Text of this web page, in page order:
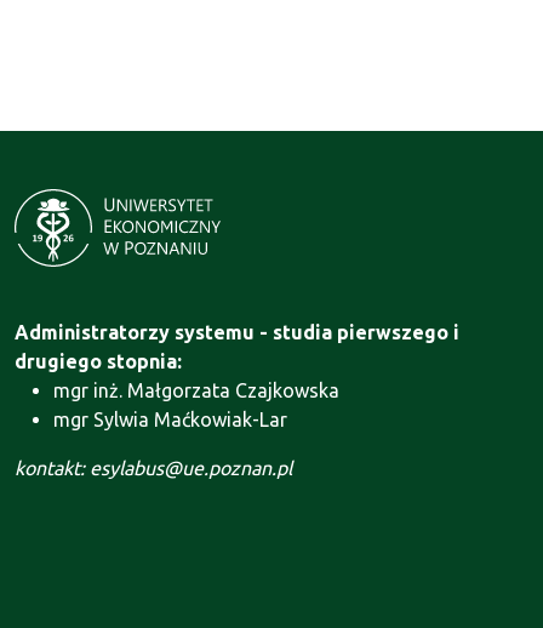
Administratorzy systemu - studia pierwszego i
drugiego stopnia:
mgr inż. Małgorzata Czajkowska
mgr Sylwia Maćkowiak-Lar
kontakt: esylabus@ue.poznan.pl